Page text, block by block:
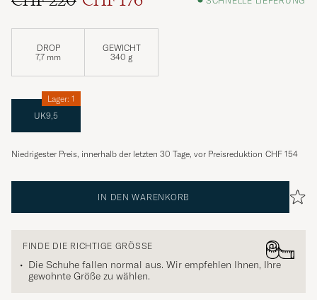
DROP
7,7 mm
GEWICHT
340 g
UK9,5
Lager: 1
Niedrigester Preis, innerhalb der letzten 30 Tage, vor Preisreduktion CHF 154
IN DEN WARENKORB
FINDE DIE RICHTIGE GRÖSSE
Die Schuhe fallen normal aus. Wir empfehlen Ihnen, Ihre
gewohnte Größe zu wählen.